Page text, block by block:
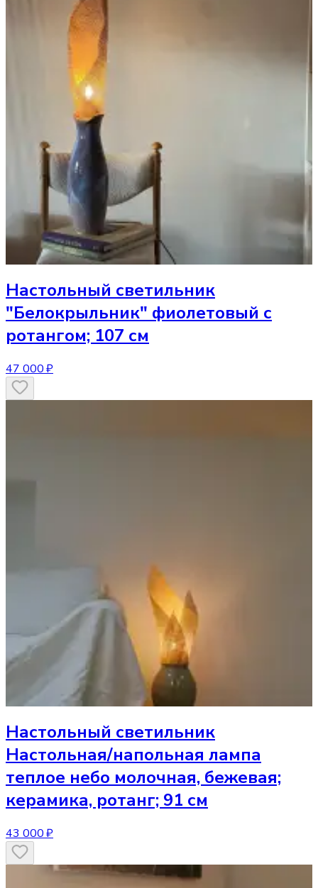
Настольный светильник
"Белокрыльник" фиолетовый с
ротангом; 107 см
47 000 ₽
Настольный светильник
Настольная/напольная лампа
теплое небо молочная, бежевая;
керамика, ротанг; 91 см
43 000 ₽